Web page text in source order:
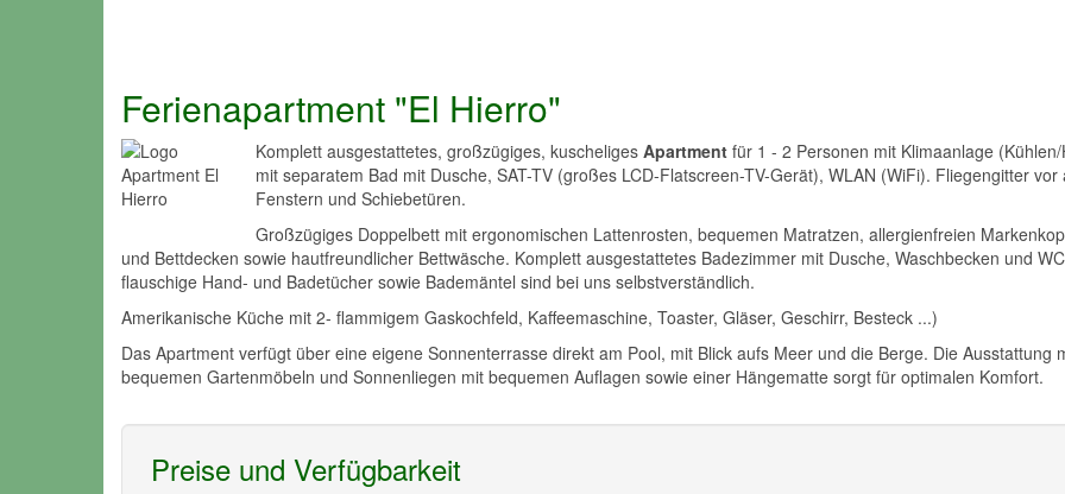
Ferienapartment "El Hierro"
Komplett ausgestattetes, großzügiges, kuscheliges Apartment für 1 - 2 Personen mit Klimaanlage
mit separatem Bad mit Dusche, SAT-TV (großes LCD-Flatscreen-TV-Gerät), WLAN (WiFi). Fliegengitter vor
Fenstern und Schiebetüren.
Großzügiges Doppelbett mit ergonomischen Lattenrosten, bequemen Matratzen, allergienfreien
und Bettdecken sowie hautfreundlicher Bettwäsche. Komplett ausgestattetes Badezimmer mit Dusche, Waschbecken und
flauschige Hand- und Badetücher sowie Bademäntel sind bei uns selbstverständlich.
Amerikanische Küche mit 2- flammigem Gaskochfeld, Kaffeemaschine, Toaster, Gläser, Geschirr, Besteck ...)
Das Apartment verfügt über eine eigene Sonnenterrasse direkt am Pool, mit Blick aufs Meer und die Berge. Die Ausstattung
bequemen Gartenmöbeln und Sonnenliegen mit bequemen Auflagen sowie einer Hängematte sorgt für optimalen Komfort.
Preise und Verfügbarkeit